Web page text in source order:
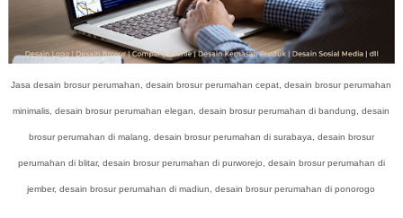
Jasa desain brosur perumahan, desain brosur perumahan cepat, desain brosur perumahan
minimalis, desain brosur perumahan elegan, desain brosur perumahan di bandung, desain
brosur perumahan di malang, desain brosur perumahan di surabaya, desain brosur
perumahan di blitar, desain brosur perumahan di purworejo, desain brosur perumahan di
jember, desain brosur perumahan di madiun, desain brosur perumahan di ponorogo